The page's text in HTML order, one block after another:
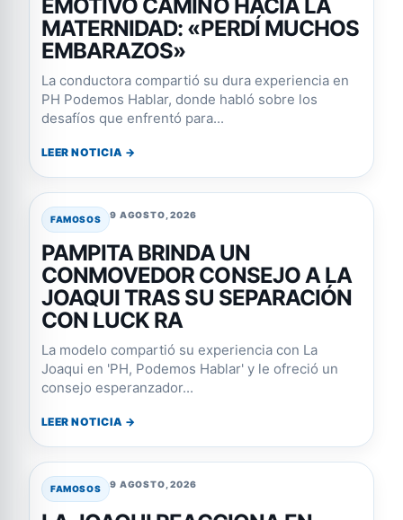
EMOTIVO CAMINO HACIA LA
MATERNIDAD: «PERDÍ MUCHOS
EMBARAZOS»
La conductora compartió su dura experiencia en
PH Podemos Hablar, donde habló sobre los
desafíos que enfrentó para...
LEER NOTICIA →
FAMOSOS 9 AGOSTO, 2026
PAMPITA BRINDA UN
CONMOVEDOR CONSEJO A LA
JOAQUI TRAS SU SEPARACIÓN
CON LUCK RA
La modelo compartió su experiencia con La
Joaqui en 'PH, Podemos Hablar' y le ofreció un
consejo esperanzador...
LEER NOTICIA →
FAMOSOS 9 AGOSTO, 2026